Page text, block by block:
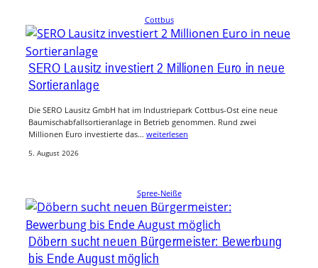
Cottbus
SERO Lausitz investiert 2 Millionen Euro in neue
Sortieranlage
Die SERO Lausitz GmbH hat im Industriepark Cottbus-Ost eine neue
Baumischabfallsortieranlage in Betrieb genommen. Rund zwei
Millionen Euro investierte das… weiterlesen
5. August 2026
Spree-Neiße
Döbern sucht neuen Bürgermeister: Bewerbung
bis Ende August möglich